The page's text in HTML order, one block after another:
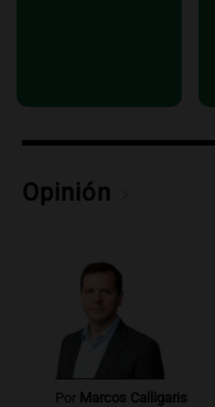
El juicio
accidente en
Episodios
Opinión
Por Marcos Calligaris